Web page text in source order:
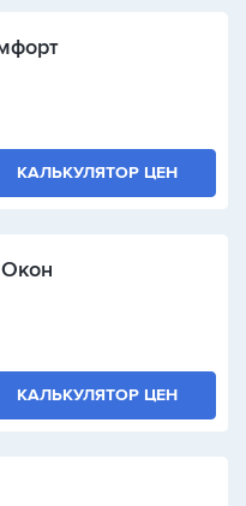
КАЛЬКУЛЯТОР ЦЕН
КАЛЬКУЛЯТОР ЦЕН